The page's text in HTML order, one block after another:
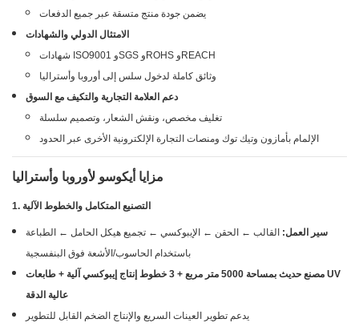
يضمن جودة منتج متسقة عبر جميع الدفعات
الامتثال الدولي والشهادات
شهادات ISO9001 وSGS وROHS وREACH
وثائق كاملة لدخول سلس إلى أوروبا وأستراليا
دعم العلامة التجارية والتكيف مع السوق
تغليف مخصص، ونقش الشعار، وتصميم سلسلة
الإلمام بأمازون وتيك توك ومنصات التجارة الإلكترونية الأخرى عبر الحدود
مزايا أيكوسو لأوروبا وأستراليا
1. التصنيع المتكامل والخطوط الآلية
سير العمل: القالب ← الحقن ← الإيبوكسي ← تجميع هيكل الحامل ← الطباعة
باستخدام الحاسوب/الأشعة فوق البنفسجية
مصنع حديث بمساحة 5000 متر مربع + 3 خطوط إنتاج إيبوكسي آلية + طابعات UV
عالية الدقة
يدعم تطوير العينات السريع والإنتاج الضخم القابل للتطوير